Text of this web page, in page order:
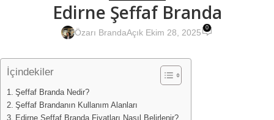
Edirne Şeffaf Branda
Özarı BrandaAçık Ekim 28, 2025 0
İçindekiler
Şeffaf Branda Nedir?
Şeffaf Brandanın Kullanım Alanları
Edirne Şeffaf Branda Fiyatları Nasıl Belirlenir?